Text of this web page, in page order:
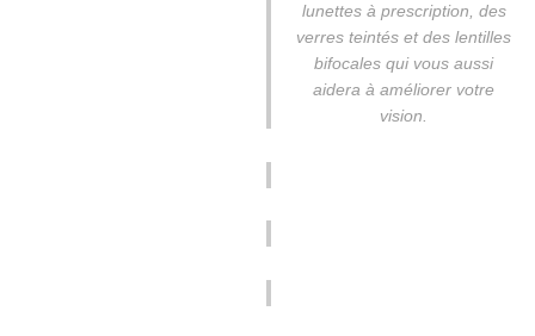
lunettes à prescription, des
verres teintés et des lentilles
bifocales qui vous aussi
aidera à améliorer votre
vision.